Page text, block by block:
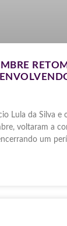
Lula da Silva e
voltaram a
um